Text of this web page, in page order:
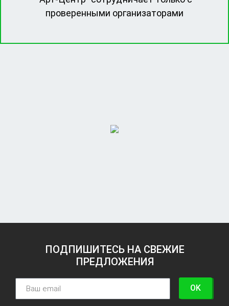
проверенными организаторами
ПОДПИШИТЕСЬ НА СВЕЖИЕ
ПРЕДЛОЖЕНИЯ
OK